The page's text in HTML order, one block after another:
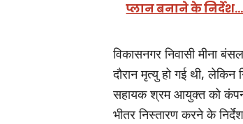
प्लान बनाने के निर्देश…
विकासनगर निवासी मीना
दौरान मृत्यु हो गई थी,
सहायक श्रम आयुक्त को
भीतर निस्तारण करने के